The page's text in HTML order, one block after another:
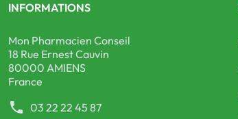
INFORMATIONS
Mon Pharmacien Conseil
18 Rue Ernest Cauvin
80000 AMIENS
France
phone 03 22 22 45 87